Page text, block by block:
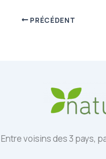
PRÉCÉDENT
Entre voisins des 3 pays,